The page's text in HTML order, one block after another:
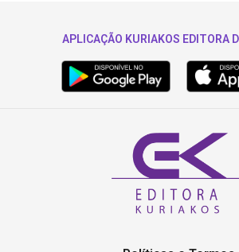
APLICAÇÃO KURIAKOS EDITORA